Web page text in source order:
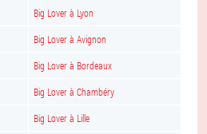
Big Lover à Lyon
Big Lover à Avignon
Big Lover à Bordeaux
Big Lover à Chambéry
Big Lover à Lille